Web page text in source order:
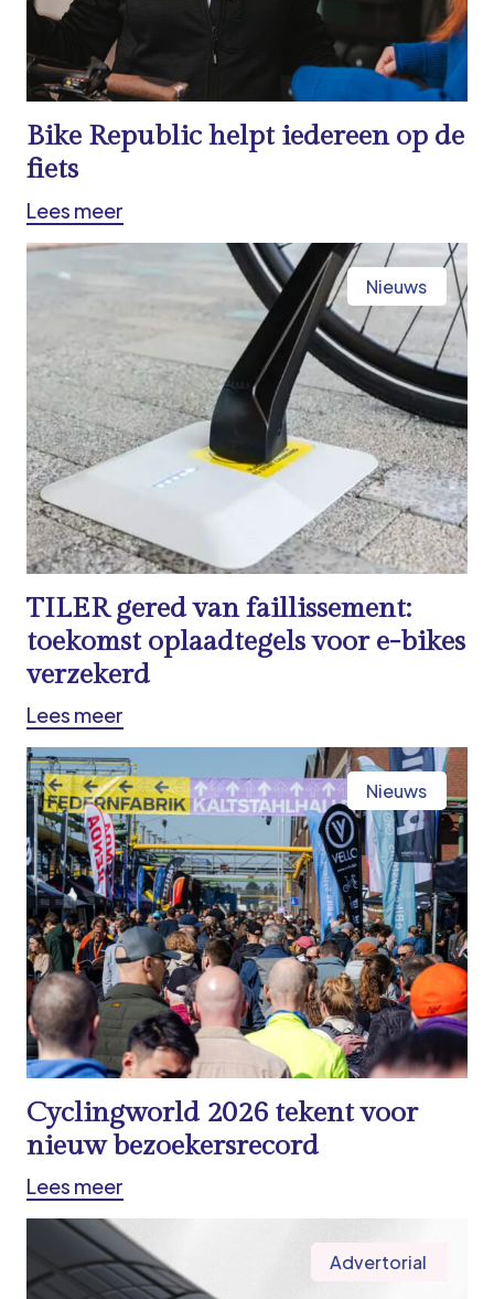
Bike Republic helpt iedereen op de
fiets
Lees meer
Nieuws
TILER gered van faillissement:
toekomst oplaadtegels voor e-bikes
verzekerd
Lees meer
Nieuws
Cyclingworld 2026 tekent voor
nieuw bezoekersrecord
Lees meer
Advertorial